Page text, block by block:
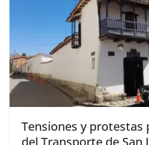
Tensiones y